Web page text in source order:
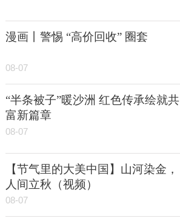
漫画丨警惕 “高价回收” 圈套
08-07
“半条被子”暖沙洲 红色传承绘就共
富新篇章
08-07
【节气里的大美中国】山河染金，
人间立秋（视频）
08-07